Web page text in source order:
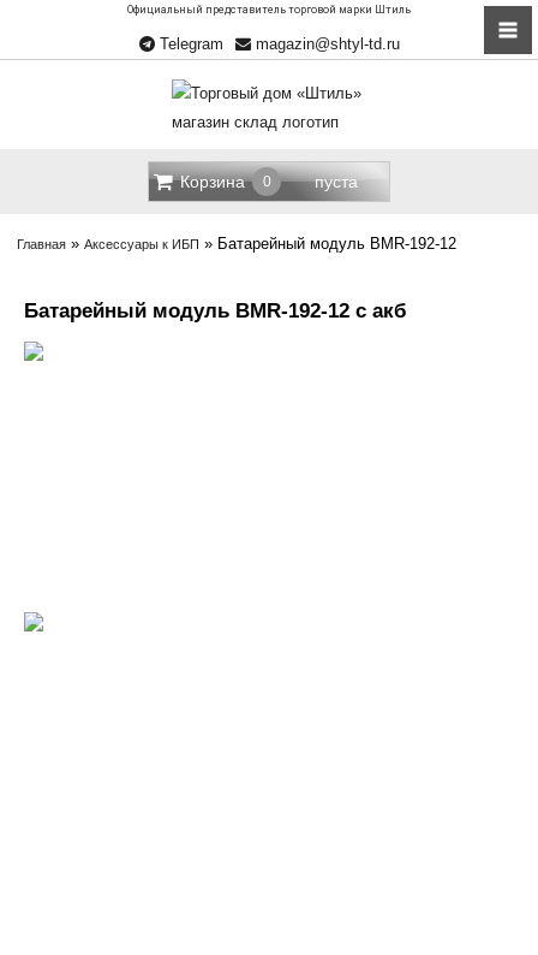
Telegram magazin@shtyl-td.ru
Официальный представитель торговой марки Штиль
Корзина 0 пуста
Главная » Аксессуары к ИБП » Батарейный модуль BMR-192-12
Батарейный модуль BMR-192-12 с акб